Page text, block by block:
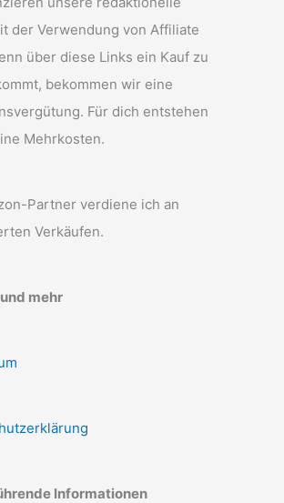
der Verwendung von Affiliate
über diese Links ein Kauf zu
bekommen wir eine
Für dich entstehen
Mehrkosten.
Partner verdiene ich an
Verkäufen.
mehr
Informationen